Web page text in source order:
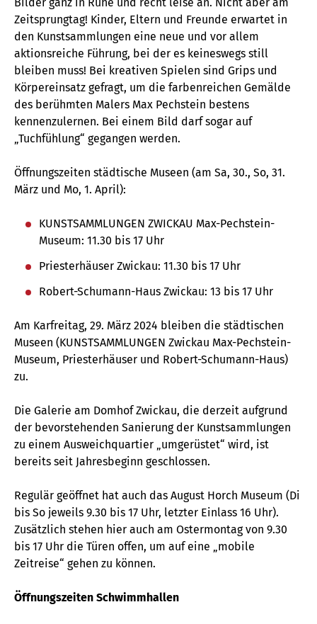
Zeitsprungtag! Kinder, Eltern und Freunde erwartet in
den Kunstsammlungen eine neue und vor allem
aktionsreiche Führung, bei der es keineswegs still
bleiben muss! Bei kreativen Spielen sind Grips und
Körpereinsatz gefragt, um die farbenreichen Gemälde
des berühmten Malers Max Pechstein bestens
kennenzulernen. Bei einem Bild darf sogar auf
„Tuchfühlung“ gegangen werden.
Öffnungszeiten städtische Museen (am Sa, 30., So, 31.
März und Mo, 1. April):
KUNSTSAMMLUNGEN ZWICKAU Max-Pechstein-
Museum: 11.30 bis 17 Uhr
Priesterhäuser Zwickau: 11.30 bis 17 Uhr
Robert-Schumann-Haus Zwickau: 13 bis 17 Uhr
Am Karfreitag, 29. März 2024 bleiben die städtischen
Museen (KUNSTSAMMLUNGEN Zwickau Max-Pechstein-
Museum, Priesterhäuser und Robert-Schumann-Haus)
zu.
Die Galerie am Domhof Zwickau, die derzeit aufgrund
der bevorstehenden Sanierung der Kunstsammlungen
zu einem Ausweichquartier „umgerüstet“ wird, ist
bereits seit Jahresbeginn geschlossen.
Regulär geöffnet hat auch das August Horch Museum (Di
bis So jeweils 9.30 bis 17 Uhr, letzter Einlass 16 Uhr).
Zusätzlich stehen hier auch am Ostermontag von 9.30
bis 17 Uhr die Türen offen, um auf eine „mobile
Zeitreise“ gehen zu können.
Öffnungszeiten Schwimmhallen